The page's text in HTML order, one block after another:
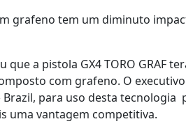
grafeno tem um diminuto
que a pistola GX4 TORO GRAF
com grafeno. O
para uso desta
uma vantagem competitiva.